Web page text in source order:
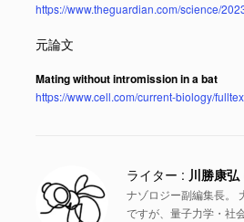
https://www.theguardian.com/science/
Mating without intromission in a bat
https://www.cell.com/current-biology/
川勝康弘
ナゾロジー副編集長。
ですが、量子力学・社